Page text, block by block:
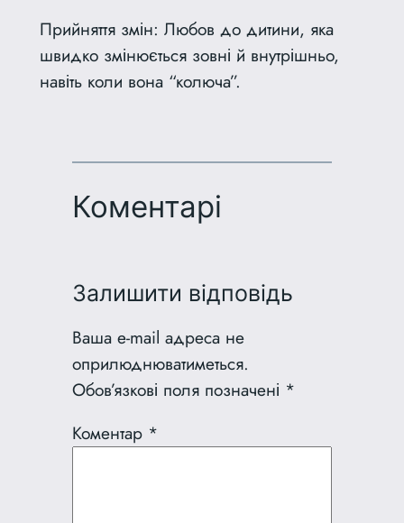
Прийняття змін: Любов до дитини, яка
швидко змінюється зовні й внутрішньо,
навіть коли вона “колюча”.
Коментарі
Залишити відповідь
Ваша e-mail адреса не
оприлюднюватиметься.
Обов’язкові поля позначені *
Коментар *